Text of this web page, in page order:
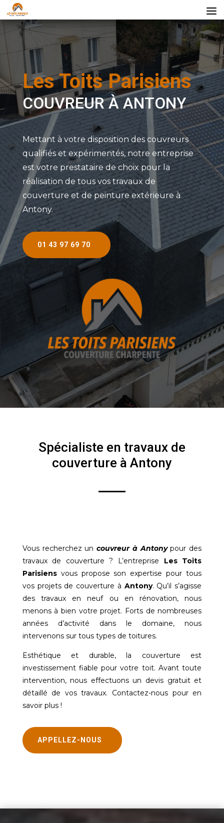
Les Toits Parisiens
COUVREUR À ANTONY
Mettant à votre disposition des couvreurs
qualifiés et expérimentés, notre entreprise
est votre prestataire de choix pour la
réalisation de tous vos travaux de
couverture et de peinture extérieure à
Antony.
01 43 97 69 70
Spécialiste en travaux de
couverture à Antony
Vous recherchez uncouvreur à Antonypour des
travaux de couverture ? L’entreprise Les Toits
Parisiensvous propose son expertise pour tous
vos projets de couverture à Antony. Qu’il s’agisse
des travaux en neuf ou en rénovation, nous
menons à bien votre projet. Forts de nombreuses
années d’activité dans le domaine, nous
intervenons sur tous types de toitures.
Esthétique et durable, la couverture est
investissement fiable pour votre toit. Avant toute
intervention, nous effectuons un devis gratuit et
détaillé de vos travaux. Contactez-nous pour en
savoir plus !
APPELLEZ-NOUS